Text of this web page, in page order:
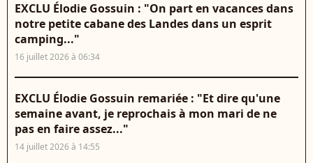
EXCLU Élodie Gossuin : "On part en vacances dans
notre petite cabane des Landes dans un esprit
camping..."
16 juillet 2026 à 06:34
EXCLU Élodie Gossuin remariée : "Et dire qu'une
semaine avant, je reprochais à mon mari de ne
pas en faire assez..."
14 juillet 2026 à 14:55